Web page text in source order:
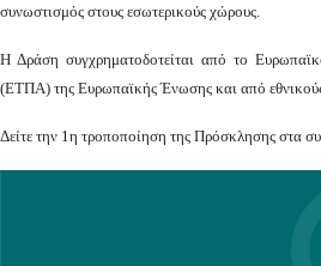
συνωστισμός στους εσωτερικούς χώρους.
Η Δράση συγχρηματοδοτείται από το
(ΕΤΠΑ) της Ευρωπαϊκής Ένωσης και από
Δείτε την 1η τροποποίηση της Πρόσκλησης στα